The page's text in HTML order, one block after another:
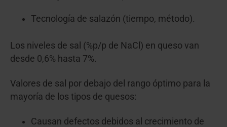
Tecnología de salazón (tiempo, método).
Los niveles de sal (%p/p de NaCl) en queso van
desde 0,6% hasta 7%.
Valores de sal por debajo del rango óptimo para la
mayoría de los tipos de quesos:
Causan defectos debidos al crecimiento de